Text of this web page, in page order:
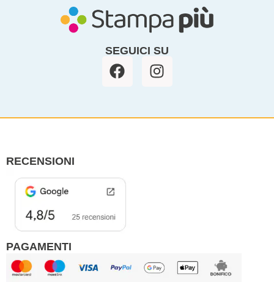
SEGUICI SU
F
a
b
I
n
a
RECENSIONI
PAGAMENTI